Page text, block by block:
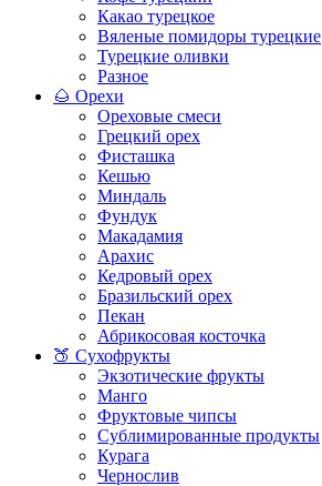
Какао турецкое
Вяленые помидоры турецкие
Турецкие оливки
Разное
🌰 Орехи
Ореховые смеси
Грецкий орех
Фисташка
Кешью
Миндаль
Фундук
Макадамия
Арахис
Кедровый орех
Бразильский орех
Пекан
Абрикосовая косточка
🍑 Сухофрукты
Экзотические фрукты
Манго
Фруктовые чипсы
Сублимированные продукты
Курага
Чернослив